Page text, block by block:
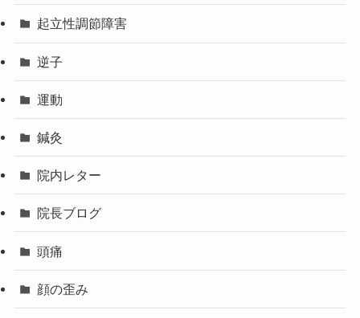
起立性調節障害
逆子
運動
鍼灸
院内レター
院長ブログ
頭痛
顔の歪み